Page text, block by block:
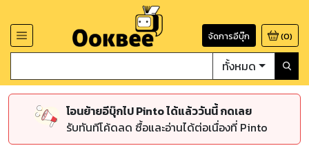
จัดการอีบุ๊ก (0)
ทั้งหมด
โอนย้ายอีบุ๊กไป Pinto ได้แล้ววันนี้ กดเลย
รับทันทีโค้ดลด ซื้อและอ่านได้ต่อเนื่องที่ Pinto